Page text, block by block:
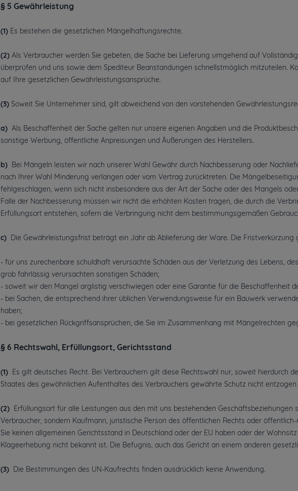
§ 5 Gewährleistung
(1) Es bestehen die gesetzlichen Mängelhaftungsrechte.
(2) Als Verbraucher werden Sie gebeten, die Sache bei Lieferung umgehend auf
überprüfen und uns sowie dem Spediteur Beanstandungen schnellstmöglich mitzuteilen.
auf Ihre gesetzlichen Gewährleistungsansprüche.
(3) Soweit Sie Unternehmer sind, gilt abweichend von den vorstehenden
a) Als Beschaffenheit der Sache gelten nur unsere eigenen Angaben und die
sonstige Werbung, öffentliche Anpreisungen und Äußerungen des Herstellers.
b) Bei Mängeln leisten wir nach unserer Wahl Gewähr durch Nachbesserung oder
nach Ihrer Wahl Minderung verlangen oder vom Vertrag zurücktreten. Die
fehlgeschlagen, wenn sich nicht insbesondere aus der Art der Sache oder des Mangels
Falle der Nachbesserung müssen wir nicht die erhöhten Kosten tragen, die durch die
Erfüllungsort entstehen, sofern die Verbringung nicht dem bestimmungsgemäßen
c) Die Gewährleistungsfrist beträgt ein Jahr ab Ablieferung der Ware. Die Fristverkürzung
- für uns zurechenbare schuldhaft verursachte Schäden aus der Verletzung des Lebens,
grob fahrlässig verursachten sonstigen Schäden;
- soweit wir den Mangel arglistig verschwiegen oder eine Garantie für die Beschaffenheit
- bei Sachen, die entsprechend ihrer üblichen Verwendungsweise für ein Bauwerk
haben;
- bei gesetzlichen Rückgriffsansprüchen, die Sie im Zusammenhang mit Mängelrechten
§ 6 Rechtswahl, Erfüllungsort, Gerichtsstand
(1) Es gilt deutsches Recht. Bei Verbrauchern gilt diese Rechtswahl nur, soweit hierdurch
Staates des gewöhnlichen Aufenthaltes des Verbrauchers gewährte Schutz nicht
(2) Erfüllungsort für alle Leistungen aus den mit uns bestehenden Geschäftsbeziehungen
Verbraucher, sondern Kaufmann, juristische Person des öffentlichen Rechts oder
Sie keinen allgemeinen Gerichtsstand in Deutschland oder der EU haben oder der
Klageerhebung nicht bekannt ist. Die Befugnis, auch das Gericht an einem anderen
(3) Die Bestimmungen des UN-Kaufrechts finden ausdrücklich keine Anwendung.